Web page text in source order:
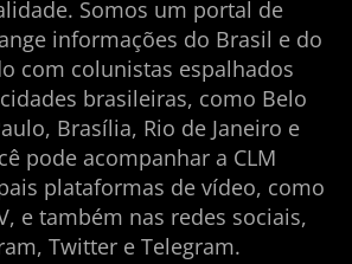
Somos um portal de
informações do Brasil e do
com colunistas espalhados
brasileiras, como Belo
Brasília, Rio de Janeiro e
pode acompanhar a CLM
plataformas de vídeo, como
e também nas redes sociais,
Twitter e Telegram.